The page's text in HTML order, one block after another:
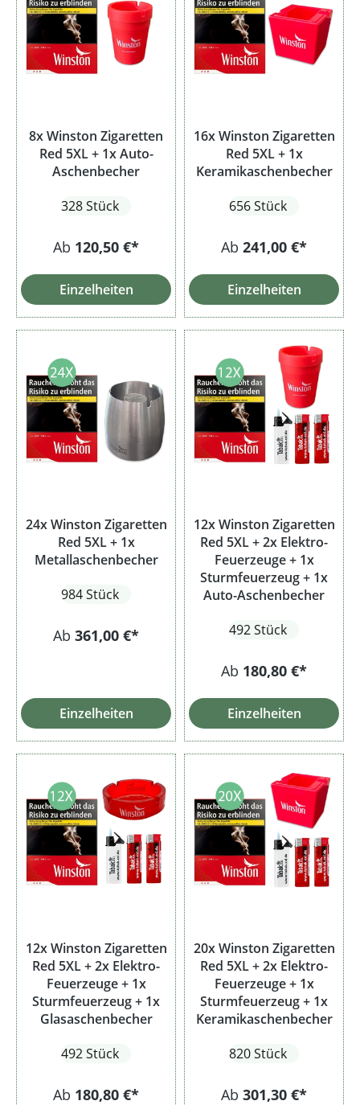
8x Winston Zigaretten
Red 5XL + 1x Auto-
Aschenbecher
328 Stück
Ab 120,50 €*
Einzelheiten
16x Winston Zigaretten
Red 5XL + 1x
Keramikaschenbecher
656 Stück
Ab 241,00 €*
Einzelheiten
24x Winston Zigaretten
Red 5XL + 1x
Metallaschenbecher
984 Stück
Ab 361,00 €*
Einzelheiten
12x Winston Zigaretten
Red 5XL + 2x Elektro-
Feuerzeuge + 1x
Sturmfeuerzeug + 1x
Auto-Aschenbecher
492 Stück
Ab 180,80 €*
Einzelheiten
12x Winston Zigaretten
Red 5XL + 2x Elektro-
Feuerzeuge + 1x
Sturmfeuerzeug + 1x
Glasaschenbecher
492 Stück
Ab 180,80 €*
20x Winston Zigaretten
Red 5XL + 2x Elektro-
Feuerzeuge + 1x
Sturmfeuerzeug + 1x
Keramikaschenbecher
820 Stück
Ab 301,30 €*